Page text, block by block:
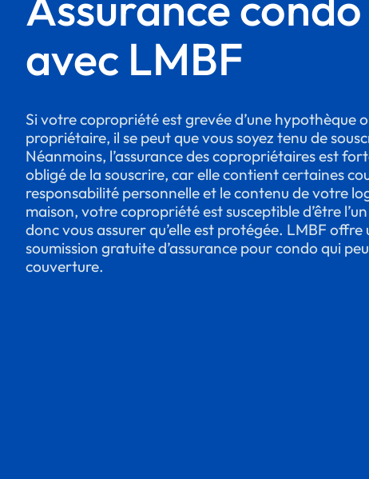
avec LMBF
Si votre copropriété est grevée d’une hypothèque
propriétaire, il se peut que vous soyez tenu de
Néanmoins, l’assurance des copropriétaires est
obligé de la souscrire, car elle contient certaines
responsabilité personnelle et le contenu de votre
maison, votre copropriété est susceptible d’être
donc vous assurer qu’elle est protégée. LMBF
soumission gratuite d’assurance pour condo qui
couverture.